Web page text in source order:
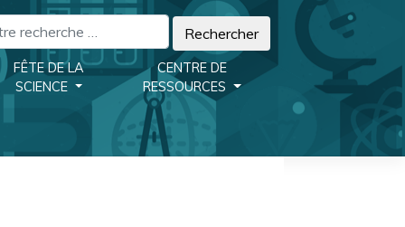
FÊTE DE LA
SCIENCE
CENTRE DE
RESSOURCES